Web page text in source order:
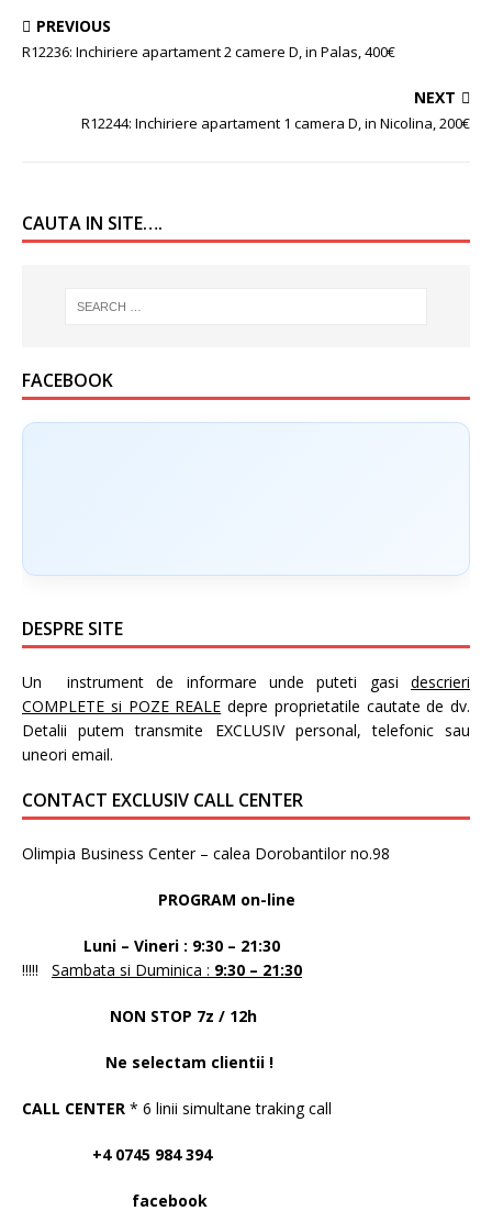
PREVIOUS
R12236: Inchiriere apartament 2 camere D, in Palas, 400€
NEXT
R12244: Inchiriere apartament 1 camera D, in Nicolina, 200€
CAUTA IN SITE….
FACEBOOK
DESPRE SITE
Un instrument de informare unde puteti gasi descrieri
COMPLETE si POZE REALE depre proprietatile cautate de dv.
Detalii putem transmite EXCLUSIV personal, telefonic sau
uneori email.
CONTACT EXCLUSIV CALL CENTER
Olimpia Business Center – calea Dorobantilor no.98
PROGRAM on-line
Luni – Vineri : 9:30 – 21:30
!!!!! Sambata si Duminica : 9:30 – 21:30
NON STOP 7z / 12h
Ne selectam clientii !
CALL CENTER * 6 linii simultane traking call
+4 0745 984 394
facebook